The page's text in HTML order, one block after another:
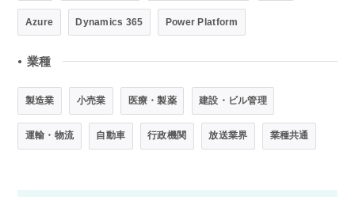
Azure Dynamics 365 Power Platform
● 業種
製造業 小売業 医療・製薬 建設・ビル管理
運輸・物流 自動車 行政機関 放送業界 業種共通